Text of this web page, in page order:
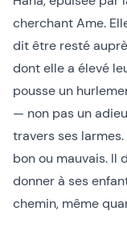
cherchant Ame.
dit être resté
dont elle a élevé
pousse un
— non pas un
travers ses
bon ou mauvais. Il
donner à ses
chemin, même